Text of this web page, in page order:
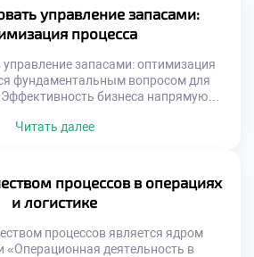
свободно ориентироваться в
Технологическая грамотность
компетенцией сегодня. Будущее
[…]
управление запасами:
процесса
управление запасами: оптимизация
фундаментальным вопросом для
бизнеса напрямую
замораживает оборотные средства
от новичка. Студенты
деятельности изучают эту
модели подкрепляются
Читать далее
процессов в операциях
и логистике
процессов является ядром
«Операционная деятельность в